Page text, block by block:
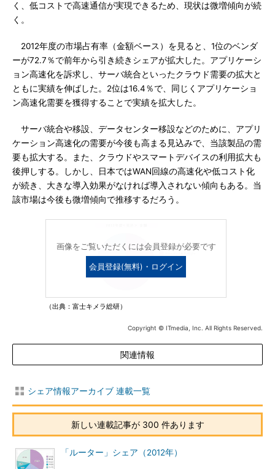
く、低コストで高速通信が実現できるため、現状は微増傾向が続
く。
2012年度の市場占有率（金額ベース）を見ると、1位のベンダ
ーが72.7％で前年から引き続きシェアが拡大した。アプリケーシ
ョン高速化を訴求し、サーバ統合といったクラウド需要の拡大と
ともに実績を伸ばした。2位は16.4％で、同じくアプリケーショ
ン高速化需要を獲得することで実績を拡大した。
サーバ統合や移設、データセンター移設などのために、アプリ
ケーション高速化の需要が今後も高まる見込みで、当該製品の需
要も拡大する。また、クラウドやスマートデバイスの利用拡大も
後押しする。しかし、日本ではWAN回線の高速化や低コスト化
が続き、大きな導入効果がなければ導入されない傾向もある。当
該市場は今後も微増傾向で推移するだろう。
画像をご覧いただくには会員登録が必要です
会員登録(無料)・ログイン
（出典：富士キメラ総研）
Copyright © ITmedia, Inc. All Rights Reserved.
関連情報
シェア情報アーカイブ 連載一覧
新しい連載記事が 300 件あります
「ルーター」シェア（2012年）